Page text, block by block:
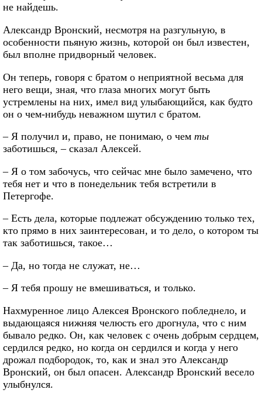
не найдешь.
Александр Вронский, несмотря на разгульную, в
особенности пьяную жизнь, которой он был известен,
был вполне придворный человек.
Он теперь, говоря с братом о неприятной весьма для
него вещи, зная, что глаза многих могут быть
устремлены на них, имел вид улыбающийся, как будто
он о чем-нибудь неважном шутил с братом.
– Я получил и, право, не понимаю, о чем ты
заботишься, – сказал Алексей.
– Я о том забочусь, что сейчас мне было замечено, что
тебя нет и что в понедельник тебя встретили в
Петергофе.
– Есть дела, которые подлежат обсуждению только тех,
кто прямо в них заинтересован, и то дело, о котором ты
так заботишься, такое…
– Да, но тогда не служат, не…
– Я тебя прошу не вмешиваться, и только.
Нахмуренное лицо Алексея Вронского побледнело, и
выдающаяся нижняя челюсть его дрогнула, что с ним
бывало редко. Он, как человек с очень добрым сердцем,
сердился редко, но когда он сердился и когда у него
дрожал подбородок, то, как и знал это Александр
Вронский, он был опасен. Александр Вронский весело
улыбнулся.